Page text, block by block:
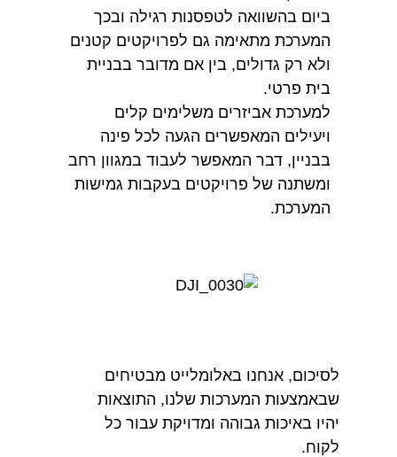
ביום בהשוואה לטפסנות רגילה ובכך
המערכת מתאימה גם לפרויקטים קטנים
ולא רק גדולים, בין אם מדובר בבניית
בית פרטי.
למערכת אביזרים משלימים קלים
ויעילים המאפשרים הגעה לכל פינה
בבניין, דבר המאפשר לעבוד במגוון רחב
ומשתנה של פרויקטים בעקבות גמישות
המערכת.
לסיכום, אנחנו באלומלייט מבטיחים
שבאמצעות המערכות שלנו, התוצאות
יהיו באיכות גבוהה ומדויקת עבור כל
לקוח.